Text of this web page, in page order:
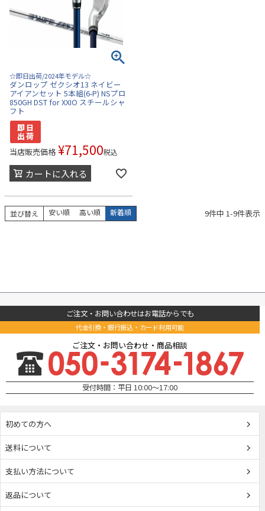
☆即日出荷/2024年モデル☆
ダンロップ ゼクシオ13 ネイビー
アイアンセット 5本組(6-P) NSプロ
850GH DST for XXIO スチールシャ
フト
当店販売価格 ¥71,500税込
カートに入れる
並び替え 安い順 高い順 新着順 9件中 1-9件表示
ご注文・お問い合わせはお電話からでも
代金引換・銀行振込・カード利用可能
ご注文・お問い合わせ・商品相談
受付時間：平日 10:00～17:00
初めての方へ
送料について
支払い方法について
返品について